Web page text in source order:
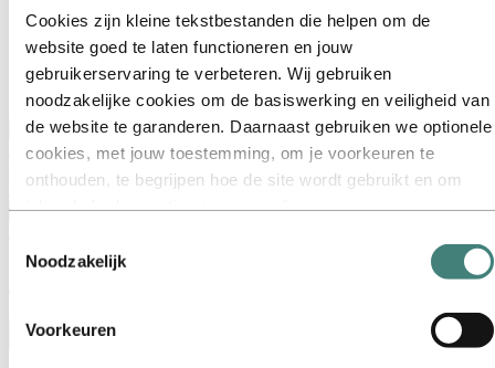
Cookies zijn kleine tekstbestanden die helpen om de
website goed te laten functioneren en jouw
gebruikerservaring te verbeteren. Wij gebruiken
noodzakelijke cookies om de basiswerking en veiligheid van
de website te garanderen. Daarnaast gebruiken we optionele
cookies, met jouw toestemming, om je voorkeuren te
onthouden, te begrijpen hoe de site wordt gebruikt en om
van tools die wij gebruiken voor beveiliging, analyse of
advertenties. Deze derden kunnen informatie die zij via jouw
gebruik van onze website verzamelen, combineren met
andere informatie die je aan hen hebt verstrekt of die zij
Noodzakelijk
Voorkeuren
België
Luxemburg
Inkoop
Verhalen van Hydro
Terug naar hoofdmenu
Sluiten
by
Toggle menu visibility